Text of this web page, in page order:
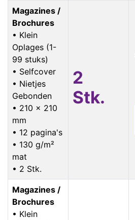
Magazines /
Brochures
• Klein
Oplages (1-
99 stuks)
• Selfcover
• Nietjes
Gebonden
• 210 x 210
mm
• 12 pagina's
• 130 g/m²
mat
• 2 Stk.
2
Stk.
Magazines /
Brochures
• Klein